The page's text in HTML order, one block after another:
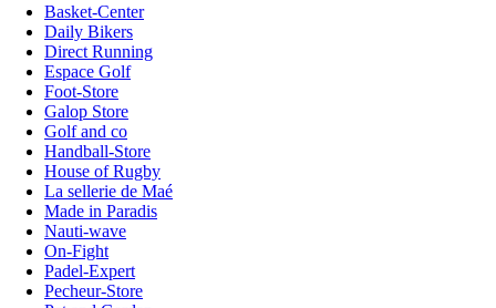
Basket-Center
Daily Bikers
Direct Running
Espace Golf
Foot-Store
Galop Store
Golf and co
Handball-Store
House of Rugby
La sellerie de Maé
Made in Paradis
Nauti-wave
On-Fight
Padel-Expert
Pecheur-Store